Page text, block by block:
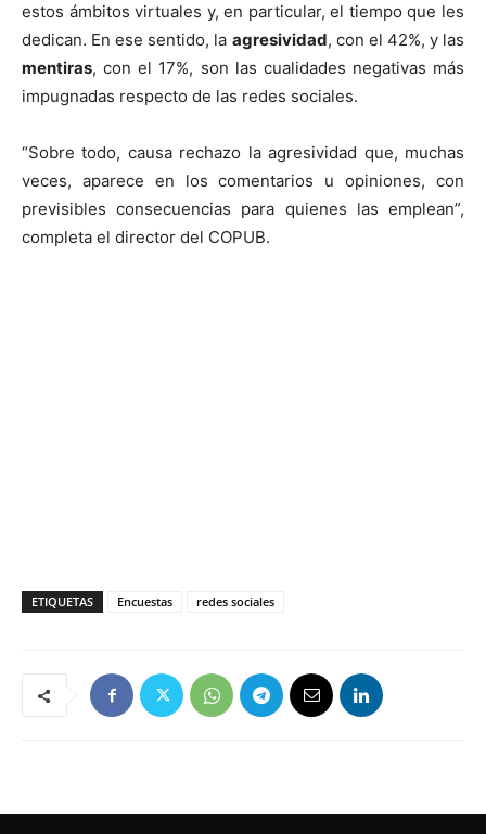
estos ámbitos virtuales y, en particular, el tiempo que les
dedican. En ese sentido, la agresividad, con el 42%, y las
mentiras, con el 17%, son las cualidades negativas más
impugnadas respecto de las redes sociales.
“Sobre todo, causa rechazo la agresividad que, muchas
veces, aparece en los comentarios u opiniones, con
previsibles consecuencias para quienes las emplean”,
completa el director del COPUB.
ETIQUETAS Encuestas redes sociales